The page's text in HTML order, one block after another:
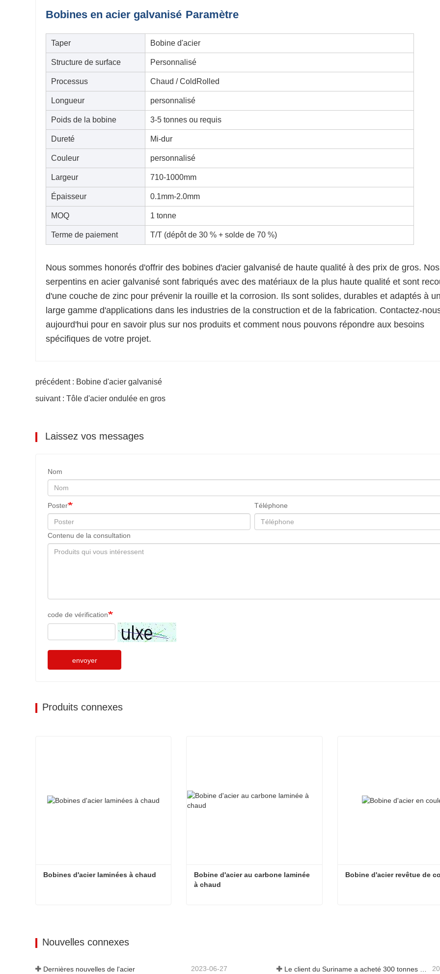
Bobines en acier galvanisé Paramètre
Taper Bobine d'acier
Structure de surface Personnalisé
Processus Chaud / ColdRolled
Longueur personnalisé
Poids de la bobine 3-5 tonnes ou requis
Dureté Mi-dur
Couleur personnalisé
Largeur 710-1000mm
Épaisseur 0.1mm-2.0mm
MOQ 1 tonne
Terme de paiement T/T (dépôt de 30 % + solde de 70 %)
Nous sommes honorés d'offrir des bobines d'acier galvanisé de haute qualité à des prix de gros. Nos
serpentins en acier galvanisé sont fabriqués avec des matériaux de la plus haute qualité et sont
d'une couche de zinc pour prévenir la rouille et la corrosion. Ils sont solides, durables et adaptés à
large gamme d'applications dans les industries de la construction et de la fabrication. Contactez-
aujourd'hui pour en savoir plus sur nos produits et comment nous pouvons répondre aux besoins
spécifiques de votre projet.
précédent : Bobine d'acier galvanisé
suivant : Tôle d'acier ondulée en gros
Laissez vos messages
Nom
Poster Téléphone
Contenu de la consultation
code de vérification
envoyer
Produits connexes
Bobines d'acier laminées à chaud
Bobine d'acier au carbone laminée
à chaud
Bobine d'acier revêtue de
Nouvelles connexes
Dernières nouvelles de l'acier 2023-06-27 Le client du Suriname a acheté 300 tonnes de barres d'armature